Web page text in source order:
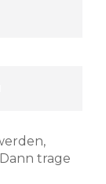
trage